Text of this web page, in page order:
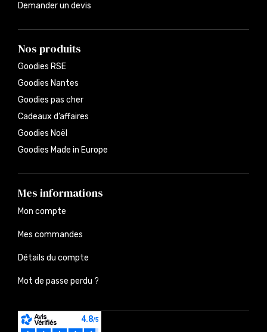
Demander un devis
Nos produits
Goodies RSE
Goodies Nantes
Goodies pas cher
Cadeaux d’affaires
Goodies Noël
Goodies Made in Europe
Mes informations
Mon compte
Mes commandes
Détails du compte
Mot de passe perdu ?